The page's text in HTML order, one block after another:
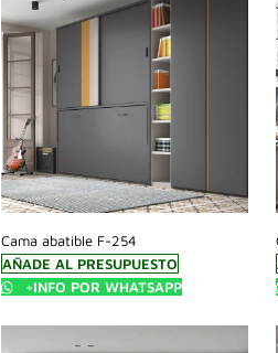
Cama abatible F-254
AÑADE AL PRESUPUESTO
+INFO POR WHATSAPP